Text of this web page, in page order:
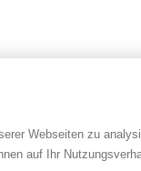
Webseiten zu
auf Ihr